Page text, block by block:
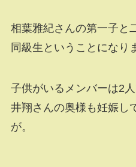
相葉雅紀さんの第一子と
同級生ということになり
子供がいるメンバーは2
井翔さんの奥様も妊娠し
が。